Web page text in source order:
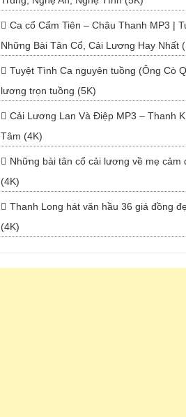
Ca cổ Cẩm Tiên – Châu Thanh MP3 |
Những Bài Tân Cổ, Cải Lương Hay Nhất
Tuyệt Tình Ca nguyên tuồng (Ông Cò
lương trọn tuồng (5K)
Cải Lương Lan Và Điệp MP3 – Thanh
Tâm (4K)
Những bài tân cổ cải lương về mẹ cảm
(4K)
Thanh Long hát văn hầu 36 giá đồng
(4K)